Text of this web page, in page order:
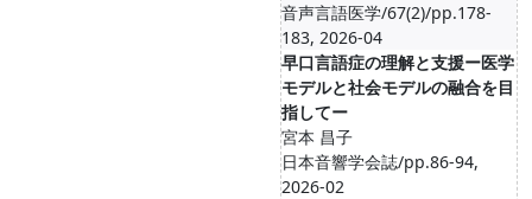
音声言語医学/67(2)/pp.178-
183, 2026-04
早口言語症の理解と支援ー医学
モデルと社会モデルの融合を目
指してー
宮本 昌子
日本音響学会誌/pp.86-94,
2026-02